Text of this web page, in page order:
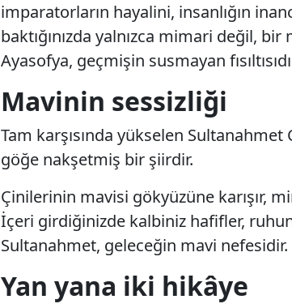
imparatorların hayalini, insanlığın
baktığınızda yalnızca mimari değil,
Ayasofya, geçmişin susmayan
Mavinin sessizliği
Tam karşısında yükselen Sultanahmet
göğe nakşetmiş bir şiirdir.
Çinilerinin mavisi gökyüzüne karışır,
İçeri girdiğinizde kalbiniz hafifler,
Sultanahmet, geleceğin mavi nefesidir.
Yan yana iki hikâye